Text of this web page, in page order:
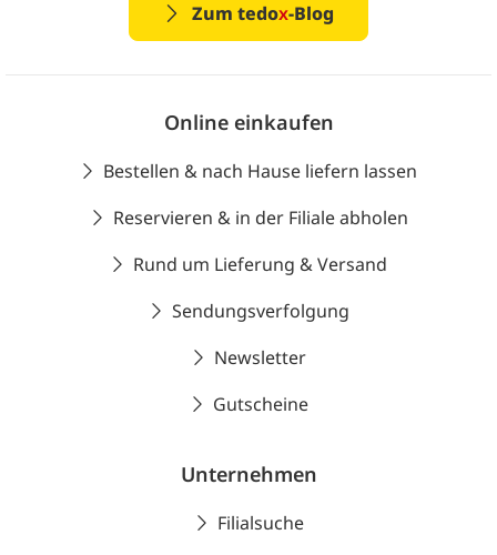
Zum tedox-Blog
Online einkaufen
Bestellen & nach Hause liefern lassen
Reservieren & in der Filiale abholen
Rund um Lieferung & Versand
Sendungsverfolgung
Newsletter
Gutscheine
Unternehmen
Filialsuche